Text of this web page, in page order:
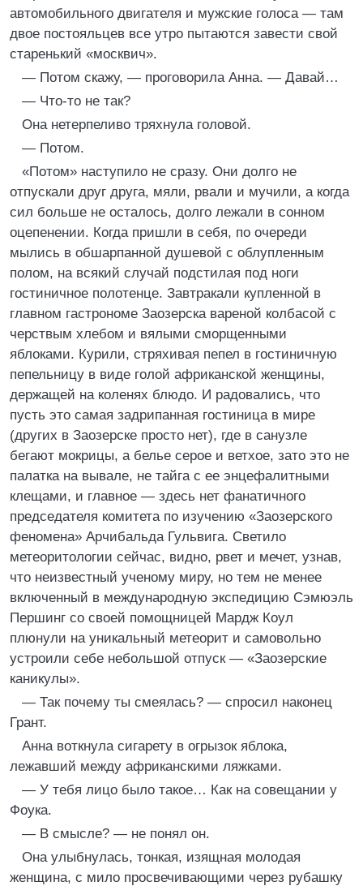
автомобильного двигателя и мужские голоса — там
двое постояльцев все утро пытаются завести свой
старенький «москвич».
— Потом скажу, — проговорила Анна. — Давай…
— Что-то не так?
Она нетерпеливо тряхнула головой.
— Потом.
«Потом» наступило не сразу. Они долго не
отпускали друг друга, мяли, рвали и мучили, а когда
сил больше не осталось, долго лежали в сонном
оцепенении. Когда пришли в себя, по очереди
мылись в обшарпанной душевой с облупленным
полом, на всякий случай подстилая под ноги
гостиничное полотенце. Завтракали купленной в
главном гастрономе Заозерска вареной колбасой с
черствым хлебом и вялыми сморщенными
яблоками. Курили, стряхивая пепел в гостиничную
пепельницу в виде голой африканской женщины,
держащей на коленях блюдо. И радовались, что
пусть это самая задрипанная гостиница в мире
(других в Заозерске просто нет), где в санузле
бегают мокрицы, а белье серое и ветхое, зато это не
палатка на вывале, не тайга с ее энцефалитными
клещами, и главное — здесь нет фанатичного
председателя комитета по изучению «Заозерского
феномена» Арчибальда Гульвига. Светило
метеоритологии сейчас, видно, рвет и мечет, узнав,
что неизвестный ученому миру, но тем не менее
включенный в международную экспедицию Сэмюэль
Першинг со своей помощницей Мардж Коул
плюнули на уникальный метеорит и самовольно
устроили себе небольшой отпуск — «Заозерские
каникулы».
— Так почему ты смеялась? — спросил наконец
Грант.
Анна воткнула сигарету в огрызок яблока,
лежавший между африканскими ляжками.
— У тебя лицо было такое… Как на совещании у
Фоука.
— В смысле? — не понял он.
Она улыбнулась, тонкая, изящная молодая
женщина, с мило просвечивающими через рубашку